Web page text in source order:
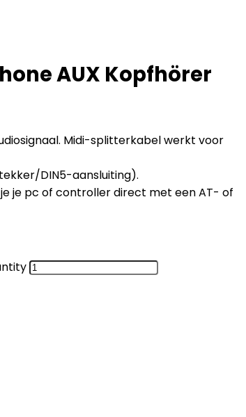
AUX Kopfhörer
Midi-splitterkabel werkt voor
DIN5-aansluiting).
je pc of controller direct met een AT- of